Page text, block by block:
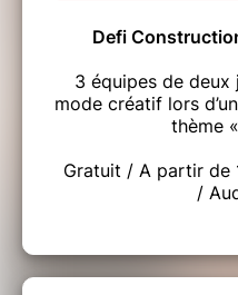
Defi
3 équipes de deux
mode créatif lors
thème
Gratuit / A partir de
/